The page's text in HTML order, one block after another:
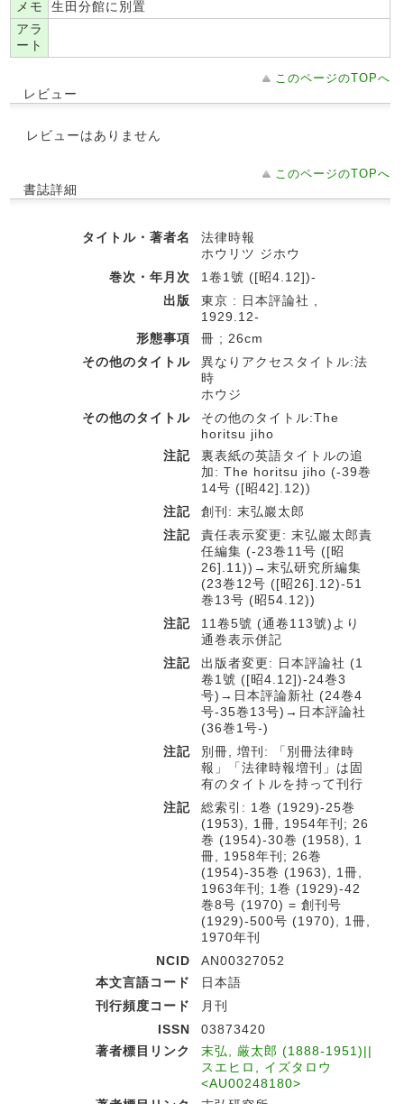
メモ
生田分館に別置
アラ
ート
このページのTOPへ
レビュー
レビューはありません
このページのTOPへ
書誌詳細
タイトル・著者名
法律時報
ホウリツ ジホウ
巻次・年月次
1卷1號 ([昭4.12])-
出版
東京 : 日本評論社 ,
1929.12-
形態事項
冊 ; 26cm
その他のタイトル
異なりアクセスタイトル:法
時
ホウジ
その他のタイトル
その他のタイトル:The
horitsu jiho
注記
裏表紙の英語タイトルの追
加: The horitsu jiho (-39巻
14号 ([昭42].12))
注記
創刊: 末弘巖太郎
注記
責任表示変更: 末弘巖太郎責
任編集 (-23巻11号 ([昭
26].11))→末弘研究所編集
(23巻12号 ([昭26].12)-51
巻13号 (昭54.12))
注記
11卷5號 (通卷113號)より
通巻表示併記
注記
出版者変更: 日本評論社 (1
卷1號 ([昭4.12])-24巻3
号)→日本評論新社 (24巻4
号-35巻13号)→日本評論社
(36巻1号-)
注記
別冊, 増刊: 「別冊法律時
報」「法律時報増刊」は固
有のタイトルを持って刊行
注記
総索引: 1巻 (1929)-25巻
(1953), 1冊, 1954年刊; 26
巻 (1954)-30巻 (1958), 1
冊, 1958年刊; 26巻
(1954)-35巻 (1963), 1冊,
1963年刊; 1巻 (1929)-42
巻8号 (1970) = 創刊号
(1929)-500号 (1970), 1冊,
1970年刊
NCID
AN00327052
本文言語コード
日本語
刊行頻度コード
月刊
ISSN
03873420
著者標目リンク
末弘, 厳太郎 (1888-1951)||
スエヒロ, イズタロウ
<AU00248180>